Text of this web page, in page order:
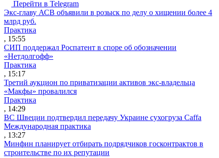
Перейти в Telegram
Экс-главу АСВ объявили в розыск по делу о хищении более 4
млрд руб.
Практика
, 15:55
СИП поддержал Роспатент в споре об обозначении
«Нетдолгофф»
Практика
, 15:17
Третий аукцион по приватизации активов экс-владельца
«Макфы» провалился
Практика
, 14:29
ВС Швеции подтвердил передачу Украине сухогруза Caffa
Международная практика
, 13:27
Минфин планирует отбирать подрядчиков госконтрактов в
строительстве по их репутации